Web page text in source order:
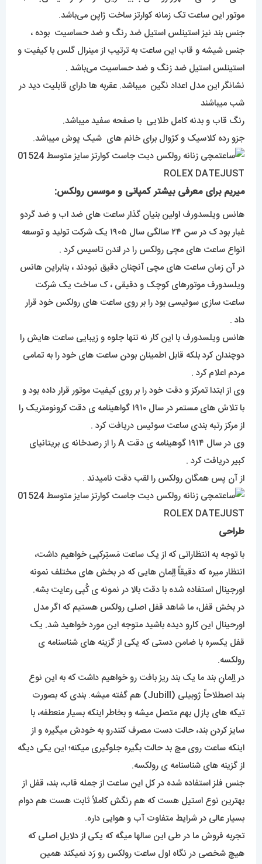
موتور این ساعت تک زمانه کوارتز ساخت ژاپن می‌باشد.
جنس بند نیز استینلس استیل ضد رنگ و ضد حساسیت بوده ،
جنس شیشه و قاب این ساعت به ترتیب از مینرال گلس با کیفیت و
استینلس استیل ضد زنگ و ضد حساسیت می‌باشد .
نشانگر این مدل اعداد نگین میباشد. عقربه ها دارای قابلیت دید در
شب میباشند
رنگ قاب و بدنه کامل طلایی با صفحه سفید میباشد.
جزو رده کلاسیک و کژوال برای خانم های شیک پوش میباشد.
میریم برای معرفی بیشتر کمپانی و موسس رولکس:
هانس ویلسدورف اولین بنیان گذار ساعت های ضد اب و ضد گردو
غبار بود ک در سن ۲۴ سالگی سال ۱۹۰۵ یک شرکت تولید و توسعه
انواع ساعت های مچی رولکس را در لندن تاسیس کرد .
در آن زمان ساعت های مچی آنچنان دقیق نبودند ، بنابراین هانس
ویلسدورف موتورهای کوچک و دقیقی ، ک ساخت یک شرکت
ساعت سازی سوئیسی بود را بر روی ساعت های رولکس خود قرار
داد .
هانس ویلسدورف با این کار نه تنها جلوه و زیبایی ساعت هایش را
دوچندان کرد بلکه قابل اطمینان بودن ساعت های خود را به تمامی
مردم اعلام کرد .
وی از ابتدا تمرکز و دقت خود را بر روی کیفیت موتور قرار داده بود و
با تلاش های مستمر در سال ۱۹۱۰ گواهینامه ی دقت کرونومتریک را
از مرکز رتبه بندی ساعت سوئیس دریافت کرد .
وی در سال ۱۹۱۴ گوهینامه ی دقت A را از رصدخانه ی بریتانیای
کبیر دریافت کرد .
از آن پس همگان رولکس را لقب دقت نامیدند .
طراحی
با توجه به انتظاراتی که از یک ساعت مَستِرکپی خواهیم داشت،
انتظار میره که دقیقاً اِلِمان هایی که در بخش های مختلف نمونه
اورجینال استفاده شده با دقت بالا در نمونه ی کُپی رعایت بشه.
در بخش قفل، ما شاهد قفل اصلی رولکس هستیم که اگر مدل
اورحینال این کارو دیده باشید متوجه این مورد خواهید شد. یک
قفل یکسره با ضامن دستی که یکی از گزینه های شناسنامه ی
رولکسه.
در اِلِمانِ بند ما یک بند ریز بافت رو خواهیم داشت که به این نوع
بند اصطلاحاً ژوبیلی (Jubill) هم گفته میشه. بندی که بصورت
تیکه های پازل بهم متصل میشه و بخاطر اینکه بسیار منعطفه، با
سایز کردن بند، حالت دست مصرف کنندرو به خودش میگیره و از
اینکه ساعت روی مچ بد حالت بگیره جلوگیری میکنه؛ این یکی دیگه
از گزینه های شناسنامه ی رولکسه.
جنس فلز استفاده شده در کل این ساعت از جمله قاب، بند، قفل از
بهترین نوع استیل هست که هم رنگش کاملاً ثابت هست هم دوام
بسیار عالی در شرایط متفاوت آب و هوایی داره.
تجربه فروش ما در طی این سالها میگه که یکی از دلایل اصلی که
هیچ شخصی در نگاه اول ساعت رولکس رو رَد نمیکند همین